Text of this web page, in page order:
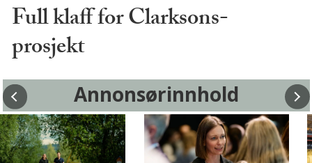
Full klaff for Clarksons-
prosjekt
Annonsørinnhold